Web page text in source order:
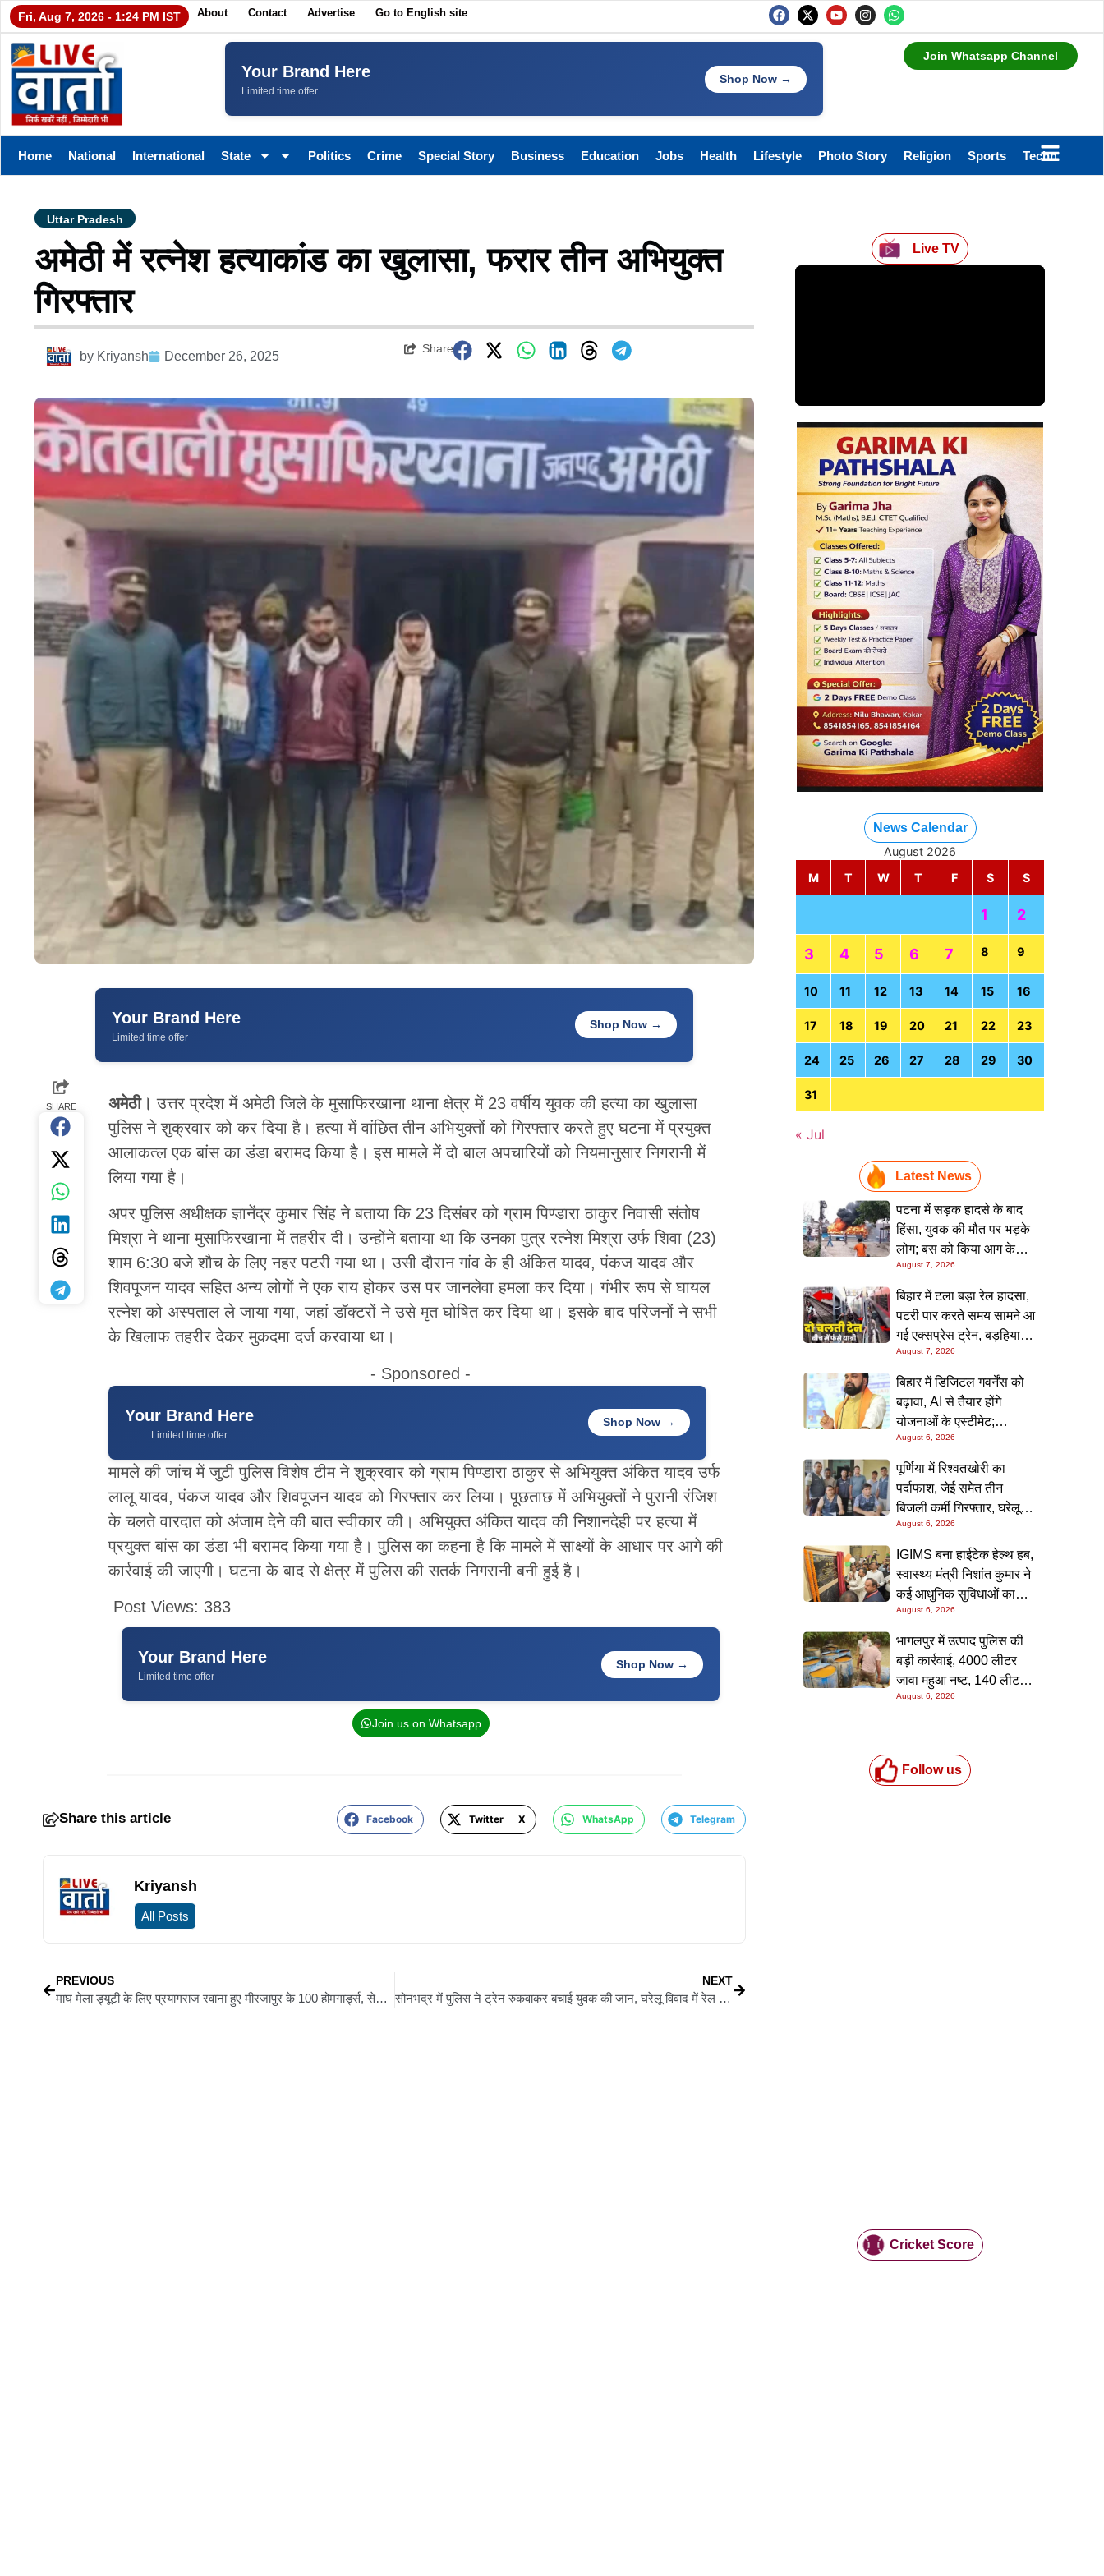
Fri, Aug 7, 2026 - 1:24 PM IST About Contact Advertise Go to English site
Your Brand Here
Limited time offer
Shop Now →
Join Whatsapp Channel
Home National International State Politics Crime Special Story Business Education Jobs Health Lifestyle Photo Story Religion Sports Technology
Uttar Pradesh
अमेठी में रत्नेश हत्याकांड का खुलासा, फरार तीन अभियुक्त
गिरफ्तार
by Kriyansh December 26, 2025
Share
Your Brand Here
Limited time offer
Shop Now →
SHARE अमेठी।उत्तर प्रदेश में अमेठी जिले के मुसाफिरखाना थाना क्षेत्र में 23 वर्षीय युवक की हत्या का खुलासा
पुलिस ने शुक्रवार को कर दिया है। हत्या में वांछित तीन अभियुक्तों को गिरफ्तार करते हुए घटना में प्रयुक्त
आलाकत्ल एक बांस का डंडा बरामद किया है। इस मामले में दो बाल अपचारियों को नियमानुसार निगरानी में
लिया गया है।
अपर पुलिस अधीक्षक ज्ञानेंद्र कुमार सिंह ने बताया कि 23 दिसंबर को ग्राम पिण्डारा ठाकुर निवासी संतोष
मिश्रा ने थाना मुसाफिरखाना में तहरीर दी। उन्होंने बताया था कि उनका पुत्र रत्नेश मिश्रा उर्फ शिवा (23)
शाम 6:30 बजे शौच के लिए नहर पटरी गया था। उसी दौरान गांव के ही अंकित यादव, पंकज यादव और
शिवपूजन यादव सहित अन्य लोगों ने एक राय होकर उस पर जानलेवा हमला कर दिया। गंभीर रूप से घायल
रत्नेश को अस्पताल ले जाया गया, जहां डॉक्टरों ने उसे मृत घोषित कर दिया था। इसके बाद परिजनों ने सभी
के खिलाफ तहरीर देकर मुकदमा दर्ज करवाया था।
- Sponsored -
Your Brand Here
Limited time offer
Shop Now →
मामले की जांच में जुटी पुलिस विशेष टीम ने शुक्रवार को ग्राम पिण्डारा ठाकुर से अभियुक्त अंकित यादव उर्फ
लालू यादव, पंकज यादव और शिवपूजन यादव को गिरफ्तार कर लिया। पूछताछ में अभियुक्तों ने पुरानी रंजिश
के चलते वारदात को अंजाम देने की बात स्वीकार की। अभियुक्त अंकित यादव की निशानदेही पर हत्या में
प्रयुक्त बांस का डंडा भी बरामद किया गया है। पुलिस का कहना है कि मामले में साक्ष्यों के आधार पर आगे की
कार्रवाई की जाएगी। घटना के बाद से क्षेत्र में पुलिस की सतर्क निगरानी बनी हुई है।
Post Views: 383
Your Brand Here
Limited time offer
Shop Now →
Join us on Whatsapp
Share this article Facebook Twitter X WhatsApp Telegram
Kriyansh
All Posts
PREVIOUS
माघ मेला ड्यूटी के लिए प्रयागराज रवाना हुए मीरजापुर के 100 होमगार्ड्स, सेवा और सुरक्षा का मिला दायित्व
NEXT
सोनभद्र में पुलिस ने ट्रेन रुकवाकर बचाई युवक की जान, घरेलू विवाद में रेल पटरी पर था लेटा
Live TV
News Calendar
August 2026
M
T W T F S S
1 2
3 4 5 6 7 8 9
10 11 12 13 14 15 16
17 18 19 20 21 22 23
24 25 26 27 28 29 30
31
« Jul
Latest News
पटना में सड़क हादसे के बाद
हिंसा, युवक की मौत पर भड़के
लोग; बस को किया आग के
हवाले, पुलिस और मीडिया पर
भी हमला
August 7, 2026
बिहार में टला बड़ा रेल हादसा,
पटरी पार करते समय सामने आ
गई एक्सप्रेस ट्रेन, बड़हिया
स्टेशन पर मची अफरा-तफरी,
यात्रियों की लापरवाही आई
August 7, 2026
बिहार में डिजिटल गवर्नेंस को
बढ़ावा, AI से तैयार होंगे
योजनाओं के एस्टीमेट;
मुख्यमंत्री ने परियोजना
निगरानी पोर्टल किया लॉन्च
August 6, 2026
पूर्णिया में रिश्वतखोरी का
पर्दाफाश, जेई समेत तीन
बिजली कर्मी गिरफ्तार, घरेलू
कनेक्शन के नाम पर मांगे जा रहे
थे 15 हजार रुपये, निगरानी
टीम ने रंगे हाथ पकड़ा
August 6, 2026
IGIMS बना हाईटेक हेल्थ हब,
स्वास्थ्य मंत्री निशांत कुमार ने
कई आधुनिक सुविधाओं का
किया उद्घाटन; गंभीर मरीजों
के इलाज में आएगा बड़ा सुधार
August 6, 2026
भागलपुर में उत्पाद पुलिस की
बड़ी कार्रवाई, 4000 लीटर
जावा महुआ नष्ट, 140 लीटर
चुलाई शराब बरामद; आरोपी
August 6, 2026
Follow us
Cricket Score